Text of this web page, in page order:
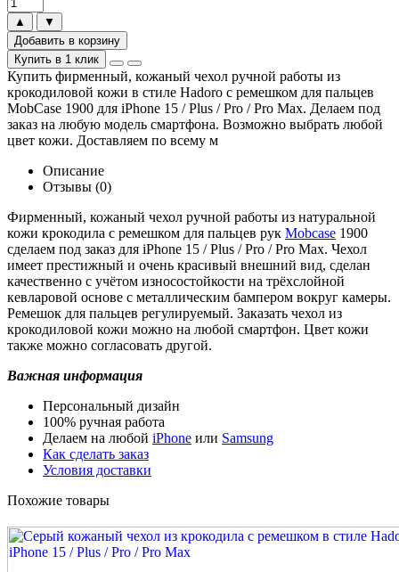
▲
▼
Добавить в корзину
Купить в 1 клик
Купить фирменный, кожаный чехол ручной работы из
крокодиловой кожи в стиле Hadoro с ремешком для пальцев
MobCase 1900 для iPhone 15 / Plus / Pro / Pro Max. Делаем под
заказ на любую модель смартфона. Возможно выбрать любой
цвет кожи. Доставляем по всему м
Описание
Отзывы (0)
Фирменный, кожаный чехол ручной работы из натуральной
кожи крокодила с ремешком для пальцев рук Mobcase 1900
сделаем под заказ для iPhone 15 / Plus / Pro / Pro Max. Чехол
имеет престижный и очень красивый внешний вид, сделан
качественно с учётом износостойкости на трёхслойной
кевларовой основе с металлическим бампером вокруг камеры.
Ремешок для пальцев регулируемый. Заказать чехол из
крокодиловой кожи можно на любой смартфон. Цвет кожи
также можно согласовать другой.
Важная информация
Персональный дизайн
100% ручная работа
Делаем на любой iPhone или Samsung
Как сделать заказ
Условия доставки
Похожие товары